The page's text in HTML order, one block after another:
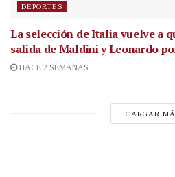
DEPORTES
La selección de Italia vuelve a
salida de Maldini y Leonardo
HACE 2 SEMANAS
CARGAR